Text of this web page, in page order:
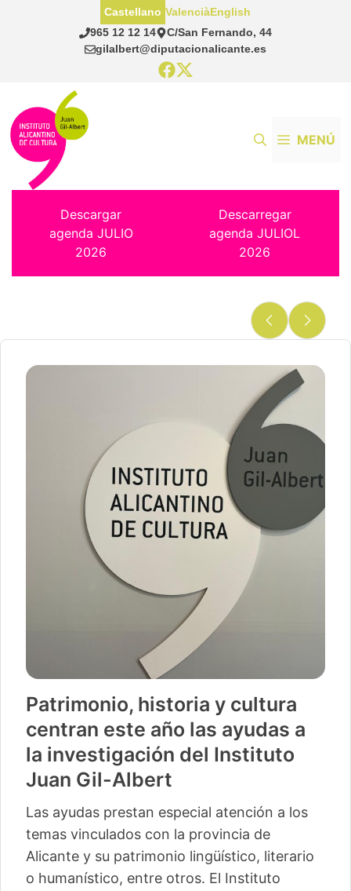
965 12 12 14
C/San Fernando, 44
gilalbert@diputacionalicante.es
Castellano ValenciàEnglish
MENÚ
Descargar
agenda JULIO
2026
Descarregar
agenda JULIOL
2026
Patrimonio, historia y cultura
centran este año las ayudas a
la investigación del Instituto
Juan Gil-Albert
Las ayudas prestan especial atención a los
temas vinculados con la provincia de
Alicante y su patrimonio lingüístico, literario
o humanístico, entre otros. El Instituto